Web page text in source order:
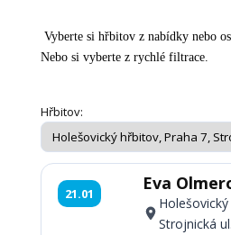
Vyberte si hřbitov z nabídky nebo
Nebo si vyberte z rychlé filtrace.
Hřbitov:
21.01 Eva
Strojnická ul.